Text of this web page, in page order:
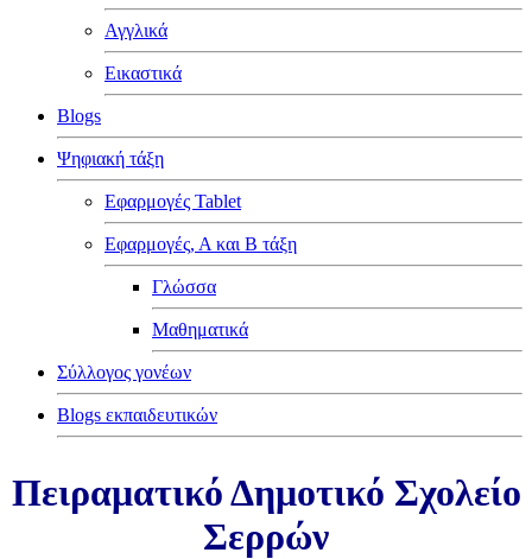
Αγγλικά
Εικαστικά
Blogs
Ψηφιακή τάξη
Εφαρμογές Tablet
Εφαρμογές, Α και Β τάξη
Γλώσσα
Μαθηματικά
Σύλλογος γονέων
Blogs εκπαιδευτικών
Πειραματικό Δημοτικό Σχολείο
Σερρών